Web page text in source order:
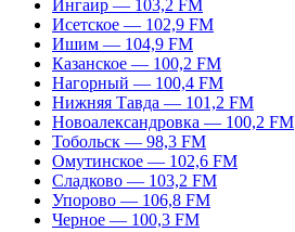
Ингаир — 103,2 FM
Исетское — 102,9 FM
Ишим — 104,9 FM
Казанское — 100,2 FM
Нагорный — 100,4 FM
Нижняя Тавда — 101,2 FM
Новоалександровка — 100,2 FM
Тобольск — 98,3 FM
Омутинское — 102,6 FM
Сладково — 103,2 FM
Упорово — 106,8 FM
Черное — 100,3 FM